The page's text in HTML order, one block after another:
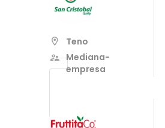
Teno
Mediana-
empresa